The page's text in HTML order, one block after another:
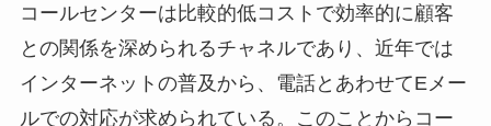
コールセンターは比較的低コストで効率的に顧客
との関係を深められるチャネルであり、近年では
インターネットの普及から、電話とあわせてEメー
ルでの対応が求められている。このことからコー